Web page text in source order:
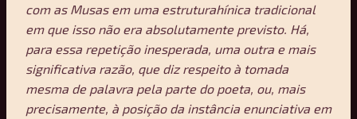
com as Musas em uma estruturahínica tradicional
em que isso não era absolutamente previsto. Há,
para essa repetição inesperada, uma outra e mais
significativa razão, que diz respeito à tomada
mesma de palavra pela parte do poeta, ou, mais
precisamente, à posição da instância enunciativa em